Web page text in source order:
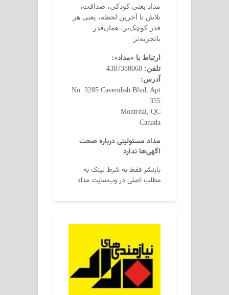
مداد یعنی کودکی، صداقت،
تلاش تا آخرین لحظه، یعنی هر
قدر کوچک‌تر، همان‌قدر
باتجربه‌تر
ارتباط با «مداد»:
تلفن:
آدرس:
No. 3285 Cavendish Blvd, Apt
355
Montréal, QC
Canada
مداد مسئولیتی درباره صحت
آگهی‌ها ندارد
بازنشر فقط به شرط لینک به
مطلب اصلی در وب‌سایت مداد